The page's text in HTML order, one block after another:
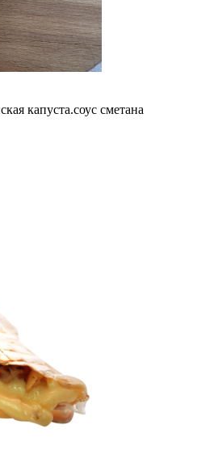
капуста.соус сметана